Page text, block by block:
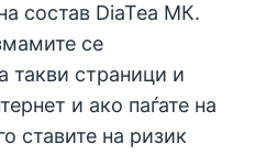
состав DiaTea МК.
се
такви страници и
и ако паѓате на
ставите на ризик